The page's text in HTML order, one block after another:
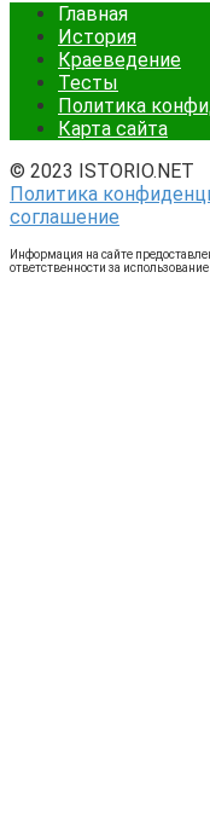
Главная
История
Краеведение
Тесты
Политика
Карта сайта
© 2023 ISTORIO.NET
Политика
соглашение
Информация на сайте
ответственности за